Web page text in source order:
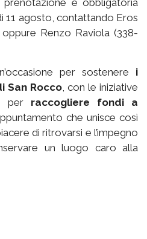
11 agosto, contattando Eros
Renzo Raviola (338-
per sostenere i
San Rocco , con le iniziative
per raccogliere fondi a
che unisce così
di ritrovarsi e l’impegno
un luogo caro alla